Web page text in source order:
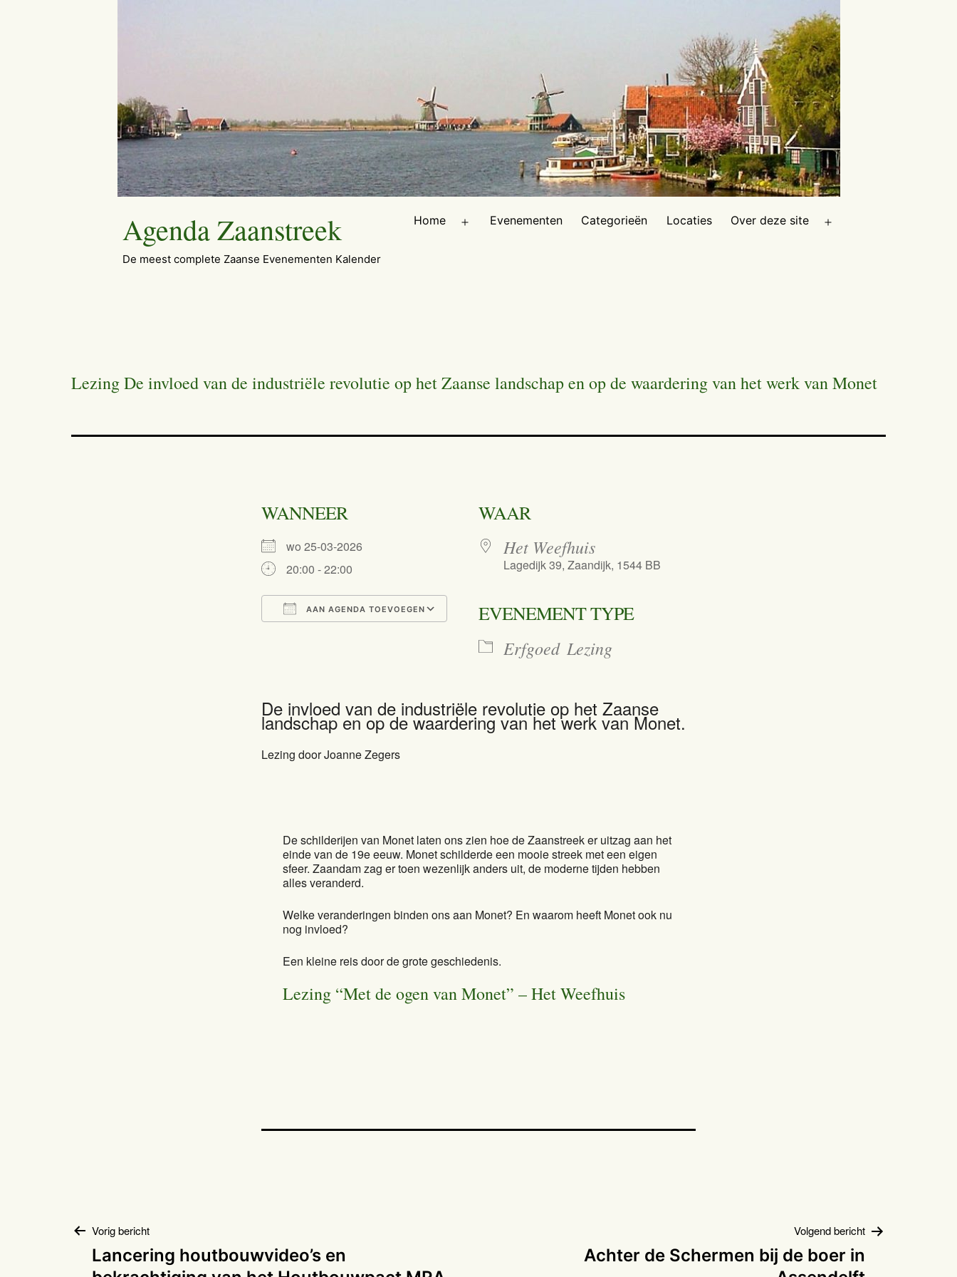
Agenda Zaanstreek
De meest complete Zaanse Evenementen Kalender
Home Evenementen Categorieën Locaties Over deze site
Lezing De invloed van de industriële revolutie op het Zaanse landschap en op de waardering van het werk van Monet
WANNEER
wo 25-03-2026
20:00 - 22:00
AAN AGENDA TOEVOEGEN
Google Calendar
WAAR
Het Weefhuis
Lagedijk 39, Zaandijk, 1544 BB
EVENEMENT TYPE
Erfgoed Lezing
De invloed van de industriële revolutie op het Zaanse
landschap en op de waardering van het werk van Monet.
Lezing door Joanne Zegers
De schilderijen van Monet laten ons zien hoe de Zaanstreek er uitzag aan het
einde van de 19e eeuw. Monet schilderde een mooie streek met een eigen
sfeer. Zaandam zag er toen wezenlijk anders uit, de moderne tijden hebben
alles veranderd.
Welke veranderingen binden ons aan Monet? En waarom heeft Monet ook nu
nog invloed?
Een kleine reis door de grote geschiedenis.
Lezing “Met de ogen van Monet” – Het Weefhuis
Bericht
Vorig bericht
Lancering houtbouwvideo’s en
Volgend bericht
Achter de Schermen bij de boer in